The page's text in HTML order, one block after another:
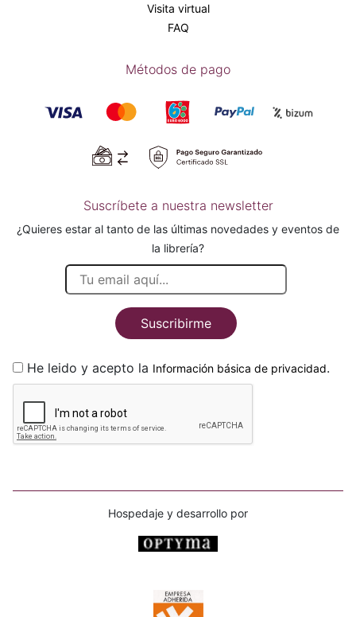
Visita virtual
FAQ
Métodos de pago
Suscríbete a nuestra newsletter
¿Quieres estar al tanto de las últimas novedades y eventos de
la librería?
Suscribirme
He leido y acepto la Información básica de privacidad.
Hospedaje y desarrollo por